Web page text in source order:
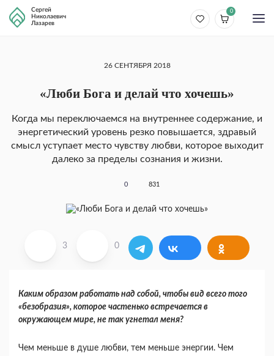
Сергей
Николаевич
Лазарев
0
26 СЕНТЯБРЯ 2018
«Люби Бога и делай что хочешь»
Когда мы переключаемся на внутреннее содержание, и
энергетический уровень резко по­вышается, здравый
смысл уступает место чувству любви, которое выходит
далеко за пределы со­знания и жизни.
0 831
3 0
Каким образом работать над собой, чтобы вид всего того
«безобразия», которое частенько встречается в
окружающем мире, не так угнетал меня?
Чем меньше в душе любви, тем меньше энер­гии. Чем